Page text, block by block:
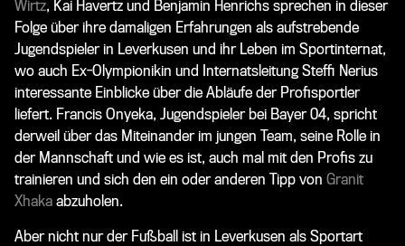
Wirtz, Kai Havertz und Benjamin Henrichs sprechen in dieser
Folge über ihre damaligen Erfahrungen als aufstrebende
Jugendspieler in Leverkusen und ihr Leben im Sportinternat,
wo auch Ex-Olympionikin und Internatsleitung Steffi Nerius
interessante Einblicke über die Abläufe der Profisportler
liefert. Francis Onyeka, Jugendspieler bei Bayer 04, spricht
derweil über das Miteinander im jungen Team, seine Rolle in
der Mannschaft und wie es ist, auch mal mit den Profis zu
trainieren und sich den ein oder anderen Tipp von Granit
Xhaka abzuholen.
Aber nicht nur der Fußball ist in Leverkusen als Sportart